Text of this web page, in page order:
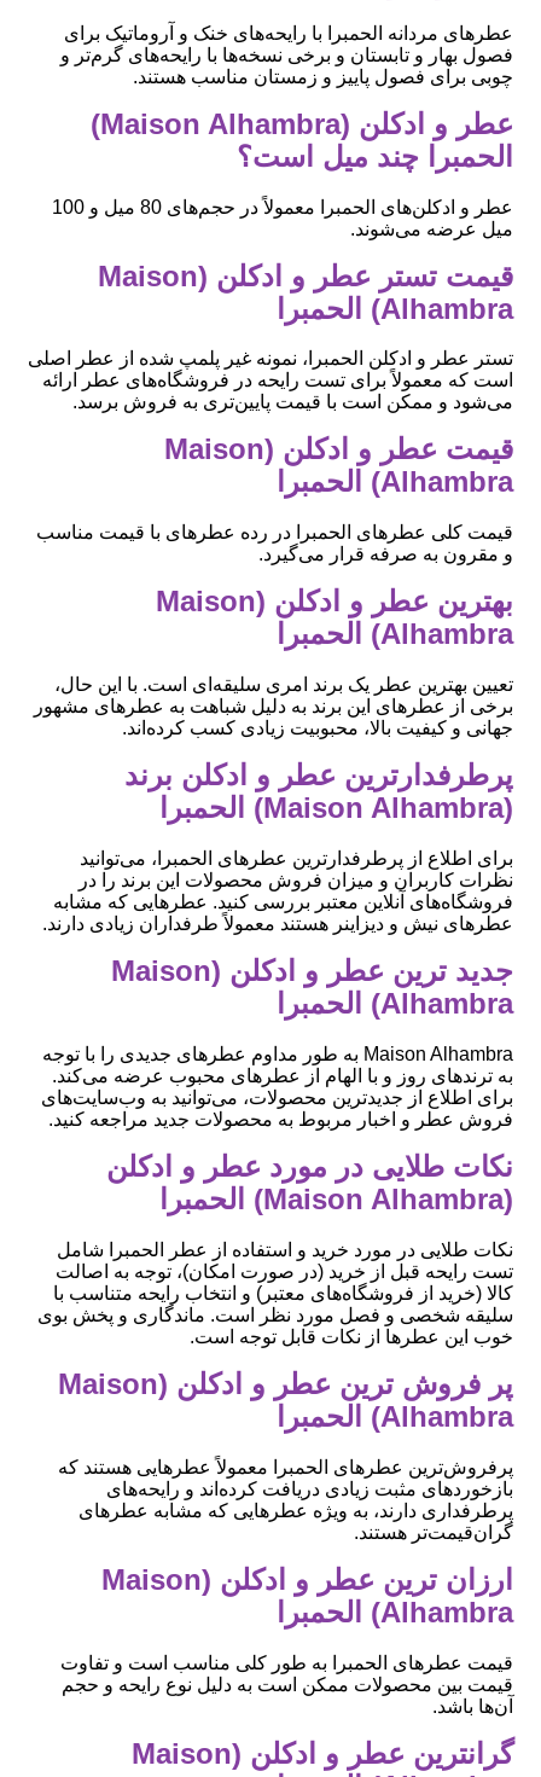
عطرهای مردانه الحمبرا با رایحه‌های خنک و آروماتیک برای
فصول بهار و تابستان و برخی نسخه‌ها با رایحه‌های گرم‌تر و
چوبی برای فصول پاییز و زمستان مناسب هستند.
عطر و ادکلن (Maison Alhambra)
الحمبرا چند میل است؟
عطر و ادکلن‌های الحمبرا معمولاً در حجم‌های 80 میل و 100
میل عرضه می‌شوند.
قیمت تستر عطر و ادکلن (Maison
Alhambra) الحمبرا
تستر عطر و ادکلن الحمبرا، نمونه غیر پلمپ شده از عطر اصلی
است که معمولاً برای تست رایحه در فروشگاه‌های عطر ارائه
می‌شود و ممکن است با قیمت پایین‌تری به فروش برسد.
قیمت عطر و ادکلن (Maison
Alhambra) الحمبرا
قیمت کلی عطرهای الحمبرا در رده عطرهای با قیمت مناسب
و مقرون به صرفه قرار می‌گیرد.
بهترین عطر و ادکلن (Maison
Alhambra) الحمبرا
تعیین بهترین عطر یک برند امری سلیقه‌ای است. با این حال،
برخی از عطرهای این برند به دلیل شباهت به عطرهای مشهور
جهانی و کیفیت بالا، محبوبیت زیادی کسب کرده‌اند.
پرطرفدارترین عطر و ادکلن برند
(Maison Alhambra) الحمبرا
برای اطلاع از پرطرفدارترین عطرهای الحمبرا، می‌توانید
نظرات کاربران و میزان فروش محصولات این برند را در
فروشگاه‌های آنلاین معتبر بررسی کنید. عطرهایی که مشابه
عطرهای نیش و دیزاینر هستند معمولاً طرفداران زیادی دارند.
جدید ترین عطر و ادکلن (Maison
Alhambra) الحمبرا
Maison Alhambra به طور مداوم عطرهای جدیدی را با توجه
به ترندهای روز و با الهام از عطرهای محبوب عرضه می‌کند.
برای اطلاع از جدیدترین محصولات، می‌توانید به وب‌سایت‌های
فروش عطر و اخبار مربوط به محصولات جدید مراجعه کنید.
نکات طلایی در مورد عطر و ادکلن
(Maison Alhambra) الحمبرا
نکات طلایی در مورد خرید و استفاده از عطر الحمبرا شامل
تست رایحه قبل از خرید (در صورت امکان)، توجه به اصالت
کالا (خرید از فروشگاه‌های معتبر) و انتخاب رایحه متناسب با
سلیقه شخصی و فصل مورد نظر است. ماندگاری و پخش بوی
خوب این عطرها از نکات قابل توجه است.
پر فروش ترین عطر و ادکلن (Maison
Alhambra) الحمبرا
پرفروش‌ترین عطرهای الحمبرا معمولاً عطرهایی هستند که
بازخوردهای مثبت زیادی دریافت کرده‌اند و رایحه‌های
پرطرفداری دارند، به ویژه عطرهایی که مشابه عطرهای
گران‌قیمت‌تر هستند.
ارزان ترین عطر و ادکلن (Maison
Alhambra) الحمبرا
قیمت عطرهای الحمبرا به طور کلی مناسب است و تفاوت
قیمت بین محصولات ممکن است به دلیل نوع رایحه و حجم
آن‌ها باشد.
گرانترین عطر و ادکلن (Maison